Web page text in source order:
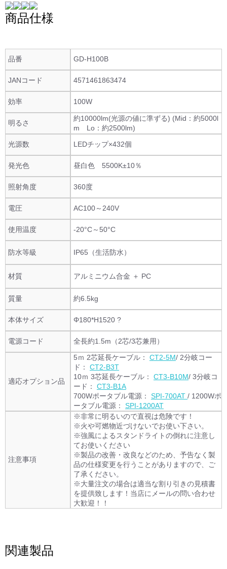
商品仕様
品番 GD-H100B
JANコード 4571461863474
効率 100W
明るさ
約10000lm(光源の値に準ずる) (Mid：約5000l
m Lo：約2500lm)
光源数
LEDチップ×432個
発光色 昼白色 5500K±10％
照射角度 360度
電圧 AC100～240V
使用温度 -20°C～50°C
防水等級 IP65（生活防水）
材質 アルミニウム合金 ＋ PC
質量 約6.5kg
本体サイズ Φ180*H1520 ?
電源コード 全長約1.5m（2芯/3芯兼用）
適応オプション品
5ｍ 2芯延長ケーブル： CT2-5M/ 2分岐コー
ド： CT2-B3T
10ｍ 3芯延長ケーブル： CT3-B10M/ 3分岐コ
ード： CT3-B1A
700Wポータブル電源： SPI-700AT / 1200Wポ
ータブル電源： SPI-1200AT
注意事項
※非常に明るいので直視は危険です！
※火や可燃物近づけないでお使い下さい。
※強風によるスタンドライトの倒れに注意し
てお使いください
※製品の改善・改良などのため、予告なく製
品の仕様変更を行うことがありますので、ご
了承ください。
※大量注文の場合は適当な割り引きの見積書
を提供致します！当店にメールの問い合わせ
大歓迎！！
関連製品